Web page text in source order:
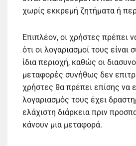
χωρίς εκκρεμή ζητήματα ή
Επιπλέον, οι χρήστες πρέπει
ότι οι λογαριασμοί τους είναι
ίδια περιοχή, καθώς οι
μεταφορές συνήθως δεν
χρήστες θα πρέπει επίσης να
λογαριασμός τους έχει
ελάχιστη διάρκεια πριν
κάνουν μια μεταφορά.